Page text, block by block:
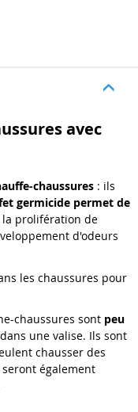
avec
chaussures : ils
germicide permet de
prolifération de
d'odeurs
les chaussures pour
chaussures sont peu
une valise. Ils sont
chausser des
également